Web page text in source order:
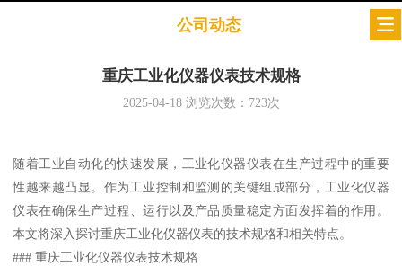
公司动态
重庆工业化仪器仪表技术规格
2025-04-18浏览次数： 723次
随着工业自动化的快速发展，工业化仪器仪表在生产过程中的重要
性越来越凸显。作为工业控制和监测的关键组成部分，工业化仪器
仪表在确保生产过程、运行以及产品质量稳定方面发挥着的作用。
本文将深入探讨重庆工业化仪器仪表的技术规格和相关特点。
### 重庆工业化仪器仪表技术规格